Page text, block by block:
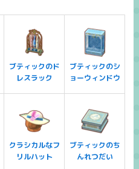
ブティックのド
レスラック
ブティックのシ
ョーウィンドウ
クラシカルなフ
リルハット
ブティックのち
んれつだい